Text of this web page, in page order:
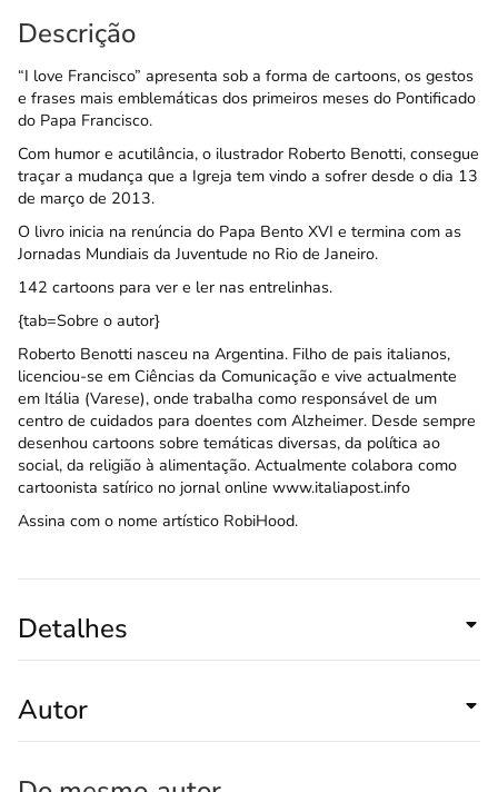
Descrição
“I love Francisco” apresenta sob a forma de cartoons, os gestos
e frases mais emblemáticas dos primeiros meses do Pontificado
do Papa Francisco.
Com humor e acutilância, o ilustrador Roberto Benotti, consegue
traçar a mudança que a Igreja tem vindo a sofrer desde o dia 13
de março de 2013.
O livro inicia na renúncia do Papa Bento XVI e termina com as
Jornadas Mundiais da Juventude no Rio de Janeiro.
142 cartoons para ver e ler nas entrelinhas.
{tab=Sobre o autor}
Roberto Benotti nasceu na Argentina. Filho de pais italianos,
licenciou-se em Ciências da Comunicação e vive actualmente
em Itália (Varese), onde trabalha como responsável de um
centro de cuidados para doentes com Alzheimer. Desde sempre
desenhou cartoons sobre temáticas diversas, da política ao
social, da religião à alimentação. Actualmente colabora como
cartoonista satírico no jornal online www.italiapost.info
Assina com o nome artístico RobiHood.
Detalhes
Autor